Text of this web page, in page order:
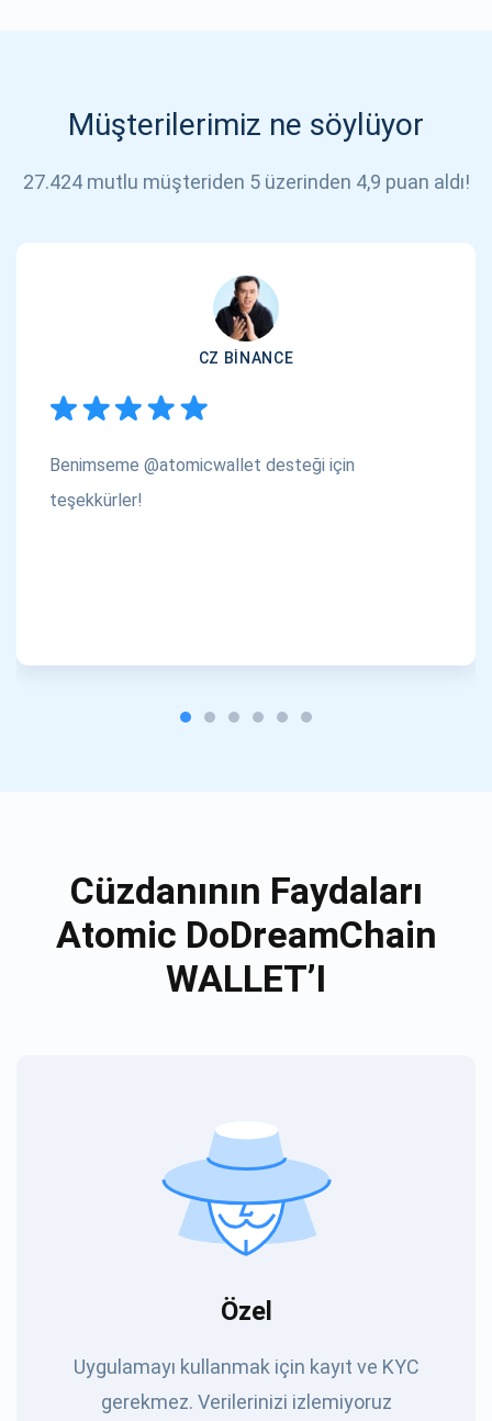
Müşterilerimiz ne söylüyor
27.424 mutlu müşteriden 5 üzerinden 4,9 puan aldı!
CZ BINANCE
Benimseme @atomicwallet desteği için
teşekkürler!
Cüzdanının Faydaları
Atomic DoDreamChain
WALLET’I
Özel
Uygulamayı kullanmak için kayıt ve KYC
gerekmez. Verilerinizi izlemiyoruz